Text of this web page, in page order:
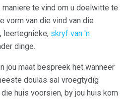
maniere te vind om u doelwitte te
vorm van die vind van die
leertegnieke, skryf van 'n
dinge.
jou maat bespreek het wanneer
doulas sal vroegtydig
huis voorsien, by jou huis kom